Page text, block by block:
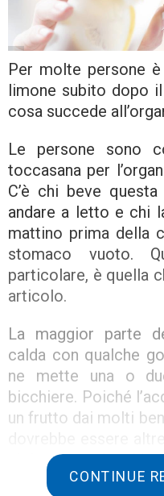
Per molte persone
limone subito dopo
cosa succede
Le persone sono
toccasana per
C’è chi beve
andare a letto e chi
mattino prima della
stomaco vuoto.
particolare, è quella
articolo.
La maggior parte
calda con qualche
ne mette una o
bicchiere. Poiché
un frutto dai molti
si beve un
mattino, il corpo
CONTINUE